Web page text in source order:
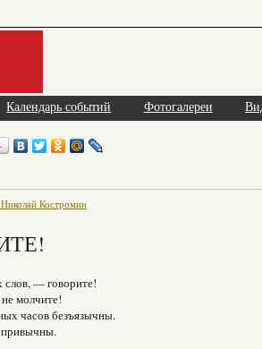
Календарь событий Фотогалереи
Костромин
слов, — говорите!
молчите!
часов безъязычны.